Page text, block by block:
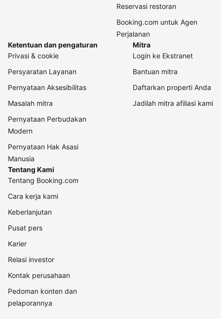
Reservasi restoran
Booking.com untuk Agen
Perjalanan
Ketentuan dan pengaturan
Privasi & cookie
Persyaratan Layanan
Pernyataan Aksesibilitas
Masalah mitra
Pernyataan Perbudakan
Modern
Pernyataan Hak Asasi
Manusia
Mitra
Login ke Ekstranet
Bantuan mitra
Daftarkan properti Anda
Jadilah mitra afiliasi kami
Tentang Kami
Tentang Booking.com
Cara kerja kami
Keberlanjutan
Pusat pers
Karier
Relasi investor
Kontak perusahaan
Pedoman konten dan
pelaporannya